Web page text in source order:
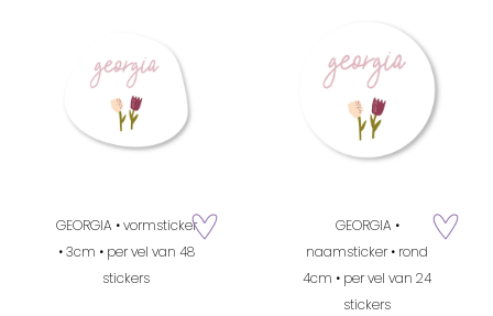
GEORGIA • vormsticker
• 3cm • per vel van 48
stickers
zet op verlanglijstje
GEORGIA •
naamsticker • rond
4cm • per vel van 24
stickers
zet op